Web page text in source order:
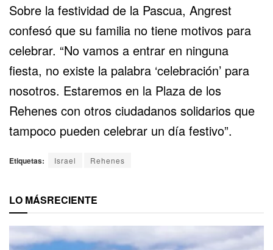
Sobre la festividad de la Pascua, Angrest
confesó que su familia no tiene motivos para
celebrar. “No vamos a entrar en ninguna
fiesta, no existe la palabra ‘celebración’ para
nosotros. Estaremos en la Plaza de los
Rehenes con otros ciudadanos solidarios que
tampoco pueden celebrar un día festivo”.
Etiquetas: Israel Rehenes
LO MÁSRECIENTE